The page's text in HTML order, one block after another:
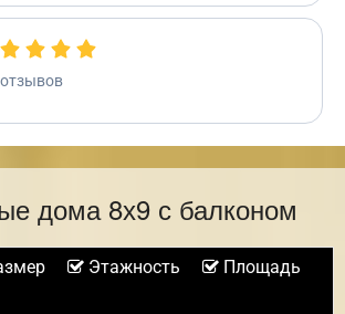
отзывов
дома 8х9 с балконом
Этажность
Площадь